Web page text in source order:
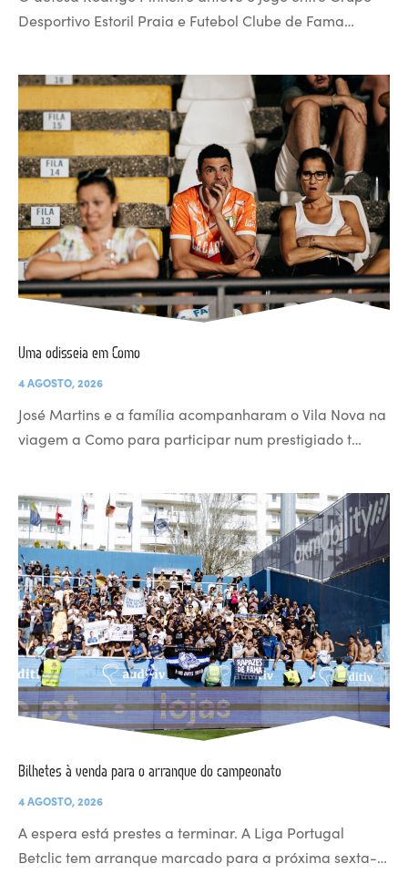
Desportivo Estoril Praia e Futebol Clube de Fama…
Uma odisseia em Como
4 AGOSTO, 2026
José Martins e a família acompanharam o Vila Nova na
viagem a Como para participar num prestigiado t…
Bilhetes à venda para o arranque do campeonato
4 AGOSTO, 2026
A espera está prestes a terminar. A Liga Portugal
Betclic tem arranque marcado para a próxima sexta-…